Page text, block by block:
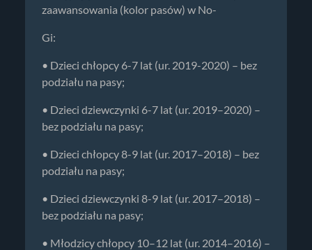
zaawansowania (kolor pasów) w No-
Gi:
• Dzieci chłopcy 6-7 lat (ur. 2019-2020) – bez
podziału na pasy;
• Dzieci dziewczynki 6-7 lat (ur. 2019–2020) –
bez podziału na pasy;
• Dzieci chłopcy 8-9 lat (ur. 2017–2018) – bez
podziału na pasy;
• Dzieci dziewczynki 8-9 lat (ur. 2017–2018) –
bez podziału na pasy;
• Młodzicy chłopcy 10–12 lat (ur. 2014–2016) –